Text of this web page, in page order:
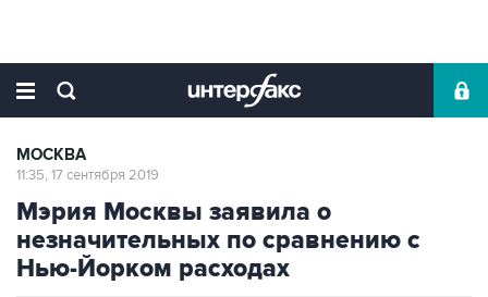
МОСКВА
11:35, 17 сентября 2019
Мэрия Москвы заявила о
незначительных по сравнению с
Нью-Йорком расходах